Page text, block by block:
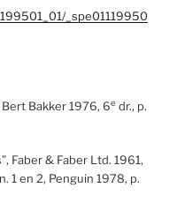
_spe01119950
Bakker 1976, 6e dr., p.
Faber & Faber Ltd. 1961,
1 en 2, Penguin 1978, p.